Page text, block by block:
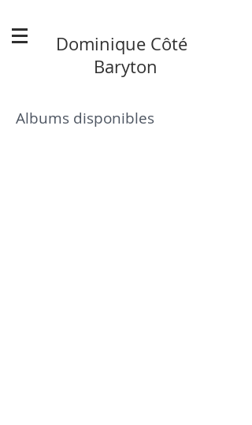
Dominique Côté
Baryton
Albums disponibles